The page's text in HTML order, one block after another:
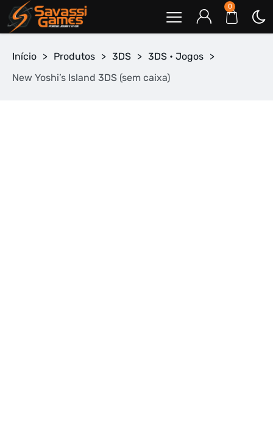
0
Início > Produtos > 3DS > 3DS • Jogos >
New Yoshi’s Island 3DS (sem caixa)